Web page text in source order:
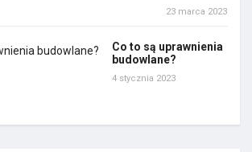
23 marca 2023
Co to są uprawnienia
budowlane?
4 stycznia 2023